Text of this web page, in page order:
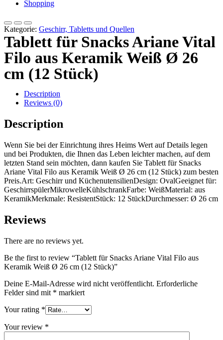
Shopping
Kategorie: Geschirr, Tabletts und Quellen
Tablett für Snacks Ariane Vital
Filo aus Keramik Weiß Ø 26
cm (12 Stück)
Description
Reviews (0)
Description
Wenn Sie bei der Einrichtung ihres Heims Wert auf Details legen
und bei Produkten, die Ihnen das Leben leichter machen, auf dem
letzten Stand sein möchten, dann kaufen Sie Tablett für Snacks
Ariane Vital Filo aus Keramik Weiß Ø 26 cm (12 Stück) zum besten
Preis.Art: Geschirr und KüchenutensilienDesign: OvalGeeignet für:
GeschirrspülerMikrowelleKühlschrankFarbe: WeißMaterial: aus
KeramikMerkmale: ResistentStück: 12 StückDurchmesser: Ø 26 cm
Reviews
There are no reviews yet.
Be the first to review “Tablett für Snacks Ariane Vital Filo aus
Keramik Weiß Ø 26 cm (12 Stück)”
Deine E-Mail-Adresse wird nicht veröffentlicht. Erforderliche
Felder sind mit * markiert
Your rating *
Your review *